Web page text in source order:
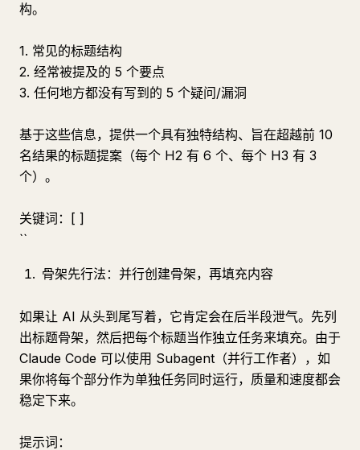
构。
1. 常见的标题结构
2. 经常被提及的 5 个要点
3. 任何地方都没有写到的 5 个疑问/漏洞
基于这些信息，提供一个具有独特结构、旨在超越前 10
名结果的标题提案（每个 H2 有 6 个、每个 H3 有 3
个）。
关键词：[ ]
``
骨架先行法：并行创建骨架，再填充内容
如果让 AI 从头到尾写着，它肯定会在后半段泄气。先列
出标题骨架，然后把每个标题当作独立任务来填充。由于
Claude Code 可以使用 Subagent（并行工作者），如
果你将每个部分作为单独任务同时运行，质量和速度都会
稳定下来。
提示词：